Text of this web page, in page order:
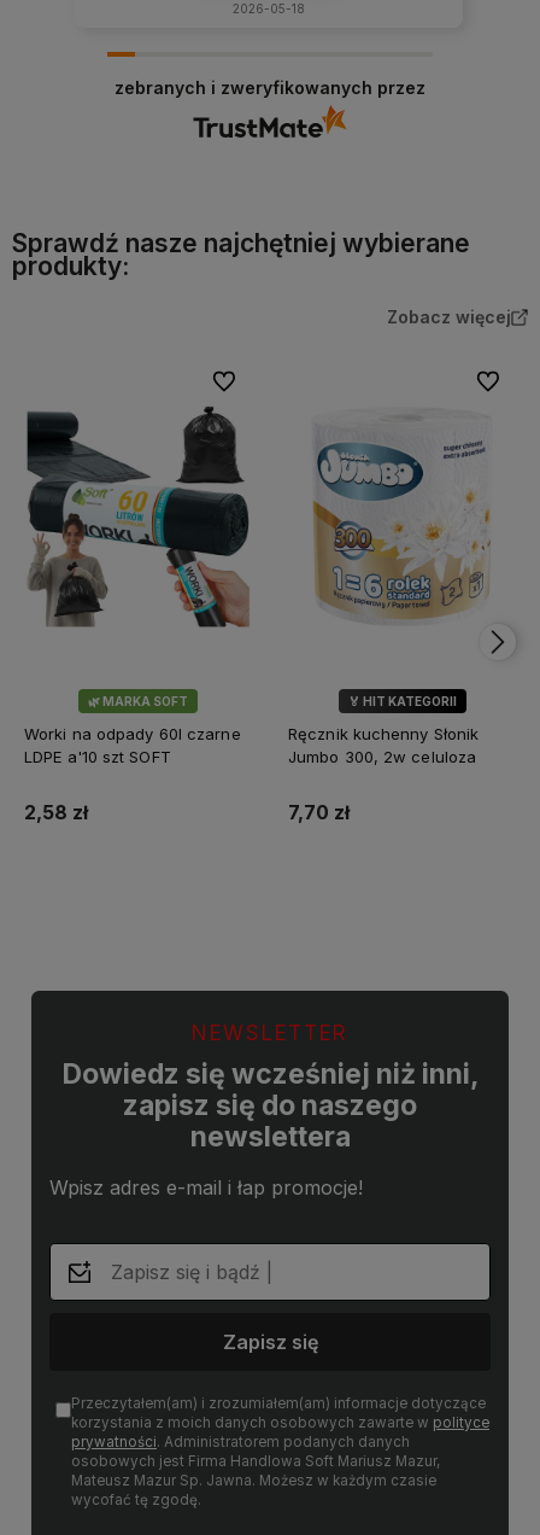
2026-05-18
zebranych i zweryfikowanych przez
Sprawdź nasze najchętniej wybierane
produkty:
Zobacz więcej
🌿 MARKA SOFT
Worki na odpady 60l czarne
LDPE a'10 szt SOFT
2,58 zł
Do ulubionych
🏅 HIT KATEGORII
💎 WYBÓR KLIENTÓW
Ręcznik kuchenny Słonik
Jumbo 300, 2w celuloza
7,70 zł
Do
NEWSLETTER
Dowiedz się wcześniej niż inni,
zapisz się do naszego
newslettera
Wpisz adres e-mail i łap promocje!
Zapisz się
Przeczytałem(am) i zrozumiałem(am) informacje dotyczące
korzystania z moich danych osobowych zawarte w polityce
prywatności. Administratorem podanych danych
osobowych jest Firma Handlowa Soft Mariusz Mazur,
Mateusz Mazur Sp. Jawna. Możesz w każdym czasie
wycofać tę zgodę.